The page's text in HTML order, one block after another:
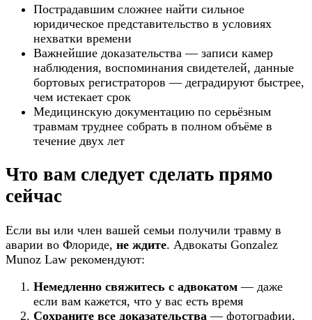
Пострадавшим сложнее найти сильное
юридическое представительство в условиях
нехватки времени
Важнейшие доказательства — записи камер
наблюдения, воспоминания свидетелей, данные
бортовых регистраторов — деградируют быстрее,
чем истекает срок
Медицинскую документацию по серьёзным
травмам труднее собрать в полном объёме в
течение двух лет
Что вам следует сделать прямо
сейчас
Если вы или член вашей семьи получили травму в
аварии во Флориде, не ждите. Адвокаты Gonzalez
Munoz Law рекомендуют:
Немедленно свяжитесь с адвокатом — даже
если вам кажется, что у вас есть время
Сохраните все доказательства — фотографии,